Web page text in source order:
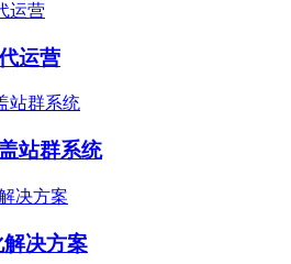
运营
站群系统
解决方案